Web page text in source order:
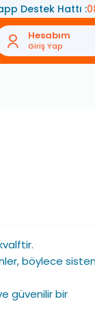
Destek Hattı :
Hesabım
Giriş Yap
böylece
güvenilir bir